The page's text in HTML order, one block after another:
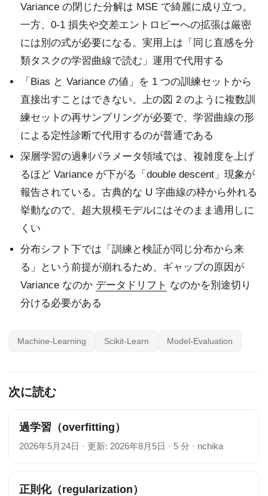
Variance の閉じた分解は MSE で綺麗に成り立つ。
一方、0-1 損失や交差エントロピーへの拡張は厳密
には別の式が必要になる。実用上は「同じ直感を分
類タスクの学習曲線で読む」運用で代用する
「Bias と Variance の値」を 1 つの訓練セットから
直接出すことはできない。上の図 2 のように複数訓
練セットの再サンプリングが必要で、学習曲線の形
による定性診断で代用するのが普通である
深層学習の過剰パラメータ領域では、複雑度を上げ
るほど Variance が下がる「double descent」現象が
報告されている。古典的な U 字曲線の枠から外れる
挙動なので、超大規模モデルにはそのまま適用しに
くい
分布シフト下では「訓練と検証が同じ分布から来
る」という前提が崩れるため、ギャップの原因が
Variance なのか データドリフト なのかを別途切り
分ける必要がある
Machine-Learning Scikit-Learn Model-Evaluation
次に読む
過学習（overfitting）
2026年5月24日 · 更新: 2026年8月5日 · 5 分 · nchika
正則化（regularization）